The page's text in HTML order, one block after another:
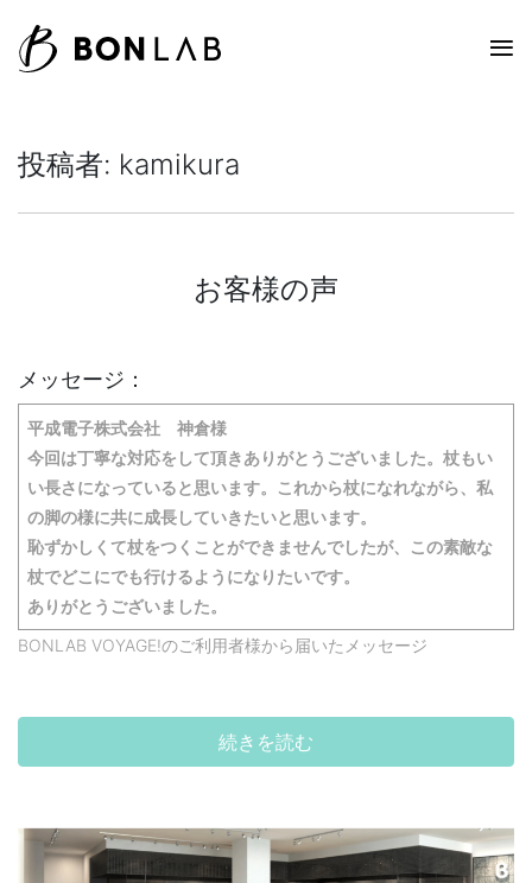
投稿者: kamikura
お客様の声
メッセージ：
平成電子株式会社 神倉様
今回は丁寧な対応をして頂きありがとうございました。杖もい
い長さになっていると思います。これから杖になれながら、私
の脚の様に共に成長していきたいと思います。
恥ずかしくて杖をつくことができませんでしたが、この素敵な
杖でどこにでも行けるようになりたいです。
ありがとうございました。
BONLAB VOYAGE!のご利用者様から届いたメッセージ
続きを読む